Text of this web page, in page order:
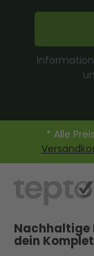
* Alle
Nachhaltige
dein